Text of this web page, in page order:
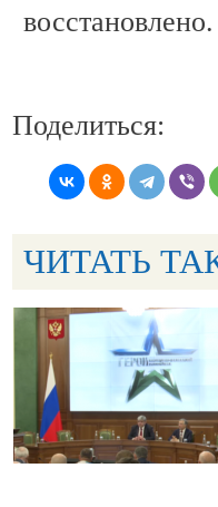
восстановлено.
Поделиться:
ЧИТАТЬ